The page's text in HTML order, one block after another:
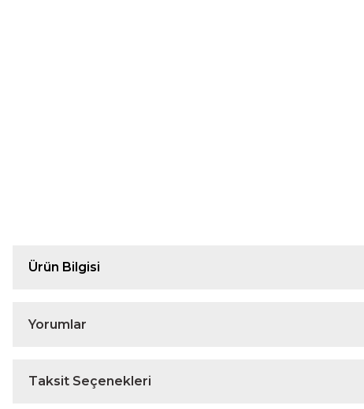
Ürün Bilgisi
Yorumlar
Taksit Seçenekleri